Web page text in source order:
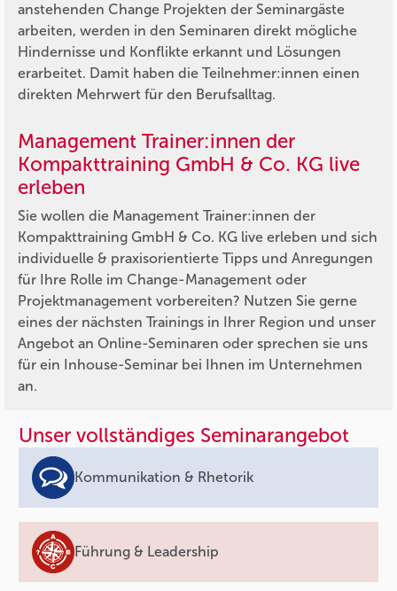
anstehenden Change Projekten der Seminargäste
arbeiten, werden in den Seminaren direkt mögliche
Hindernisse und Konflikte erkannt und Lösungen
erarbeitet. Damit haben die Teilnehmer:innen einen
direkten Mehrwert für den Berufsalltag.
Management Trainer:innen der
Kompakttraining GmbH & Co. KG live
erleben
Sie wollen die Management Trainer:innen der
Kompakttraining GmbH & Co. KG live erleben und sich
individuelle & praxisorientierte Tipps und Anregungen
für Ihre Rolle im Change-Management oder
Projektmanagement vorbereiten? Nutzen Sie gerne
eines der nächsten Trainings in Ihrer Region und unser
Angebot an Online-Seminaren oder sprechen sie uns
für ein Inhouse-Seminar bei Ihnen im Unternehmen
an.
Unser vollständiges Seminarangebot
Kommunikation & Rhetorik
Führung & Leadership